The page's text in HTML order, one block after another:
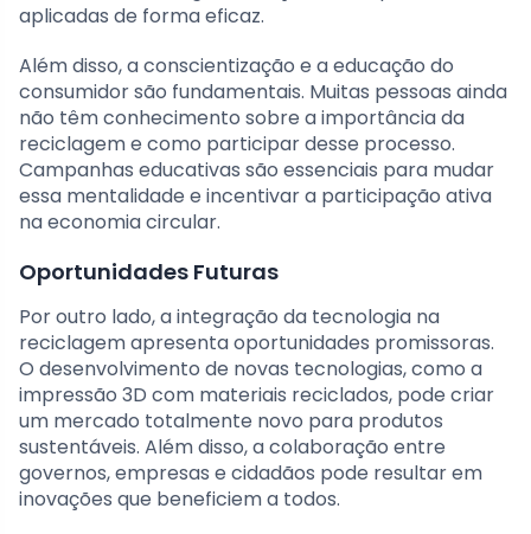
aplicadas de forma eficaz.
Além disso, a conscientização e a educação do
consumidor são fundamentais. Muitas pessoas ainda
não têm conhecimento sobre a importância da
reciclagem e como participar desse processo.
Campanhas educativas são essenciais para mudar
essa mentalidade e incentivar a participação ativa
na economia circular.
Oportunidades Futuras
Por outro lado, a integração da tecnologia na
reciclagem apresenta oportunidades promissoras.
O desenvolvimento de novas tecnologias, como a
impressão 3D com materiais reciclados, pode criar
um mercado totalmente novo para produtos
sustentáveis. Além disso, a colaboração entre
governos, empresas e cidadãos pode resultar em
inovações que beneficiem a todos.